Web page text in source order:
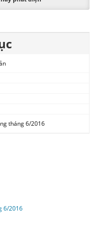
tháng 6/2016
6/2016